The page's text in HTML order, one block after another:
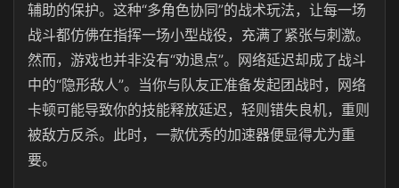
辅助的保护。这种“多角色协同”的战术玩法，让每一场
战斗都仿佛在指挥一场小型战役，充满了紧张与刺激。
然而，游戏也并非没有“劝退点”。网络延迟却成了战斗
中的“隐形敌人”。当你与队友正准备发起团战时，网络
卡顿可能导致你的技能释放延迟，轻则错失良机，重则
被敌方反杀。此时，一款优秀的加速器便显得尤为重
要。